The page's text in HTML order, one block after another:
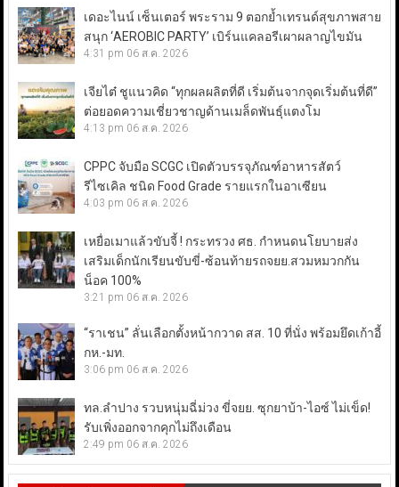
เดอะไนน์ เซ็นเตอร์ พระราม 9 ตอกย้ำเทรนด์สุขภาพสาย
สนุก ‘AEROBIC PARTY’ เบิร์นแคลอรีเผาผลาญไขมัน
4:31 pm 06 ส.ค. 2026
เจียไต๋ ชูแนวคิด “ทุกผลผลิตที่ดี เริ่มต้นจากจุดเริ่มต้นที่ดี”
ต่อยอดความเชี่ยวชาญด้านเมล็ดพันธุ์แตงโม
4:13 pm 06 ส.ค. 2026
CPPC จับมือ SCGC เปิดตัวบรรจุภัณฑ์อาหารสัตว์
รีไซเคิล ชนิด Food Grade รายแรกในอาเซียน
4:03 pm 06 ส.ค. 2026
เหยื่อเมาแล้วขับจี้ ! กระทรวง ศธ. กำหนดนโยบายส่ง
เสริมเด็กนักเรียนขับขี่-ซ้อนท้ายรถจยย.สวมหมวกกัน
น็อค 100%
3:21 pm 06 ส.ค. 2026
“ราเชน” ลั่นเลือกตั้งหน้ากวาด สส. 10 ที่นั่ง พร้อมยึดเก้าอี้
กห.-มท.
3:06 pm 06 ส.ค. 2026
ทล.ลำปาง รวบหนุ่มฉี่ม่วง ขี่จยย. ซุกยาบ้า-ไอซ์ ไม่เข็ด!
รับเพิ่งออกจากคุกไม่ถึงเดือน
2:49 pm 06 ส.ค. 2026